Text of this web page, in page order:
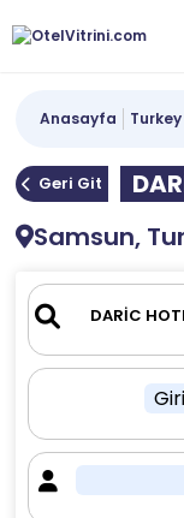
Anasayfa
Geri Git
Samsun,